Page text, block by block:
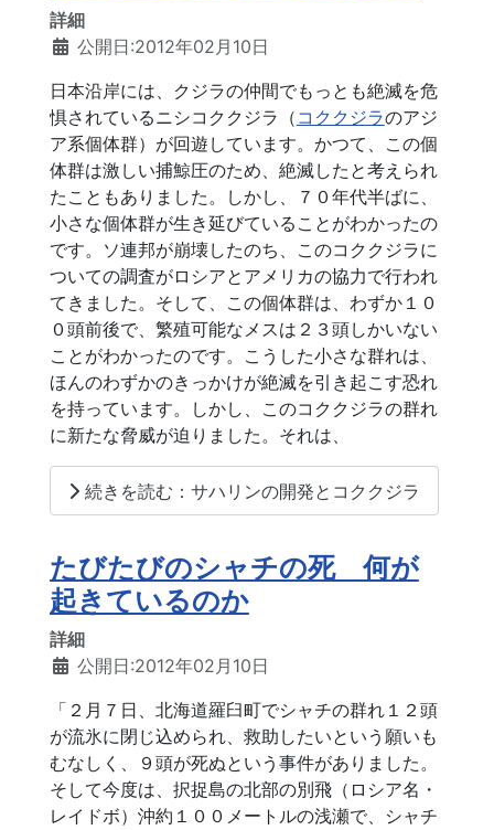
詳細
公開日:2012年02月10日
日本沿岸には、クジラの仲間でもっとも絶滅を危
惧されているニシコククジラ（ コククジラのアジ
ア系個体群）が回遊しています。かつて、この個
体群は激しい捕鯨圧のため、絶滅したと考えられ
たこともありました。しかし、７０年代半ばに、
小さな個体群が生き延びていることがわかったの
です。ソ連邦が崩壊したのち、このコククジラに
ついての調査がロシアとアメリカの協力で行われ
てきました。そして、この個体群は、わずか１０
０頭前後で、繁殖可能なメスは２３頭しかいない
ことがわかったのです。こうした小さな群れは、
ほんのわずかのきっかけが絶滅を引き起こす恐れ
を持っています。しかし、このコククジラの群れ
に新たな脅威が迫りました。それは、
続きを読む：サハリンの開発とコククジラ
たびたびのシャチの死 何が
起きているのか
詳細
公開日:2012年02月10日
「２月７日、北海道羅臼町でシャチの群れ１２頭
が流氷に閉じ込められ、救助したいという願いも
むなしく、９頭が死ぬという事件がありました。
そして今度は、択捉島の北部の別飛（ロシア名・
レイドボ）沖約１００メートルの浅瀬で、シャチ